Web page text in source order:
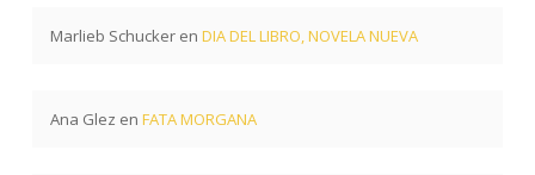
Marlieb Schuckeren DIA DEL LIBRO, NOVELA NUEVA
Ana Glez en FATA MORGANA